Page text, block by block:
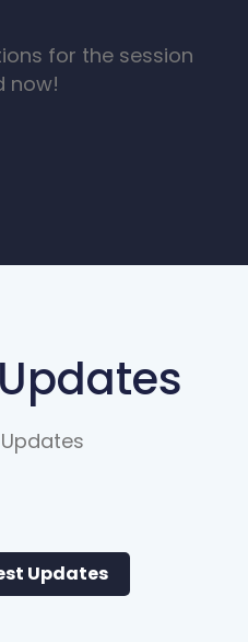
for the session
now!
Updates